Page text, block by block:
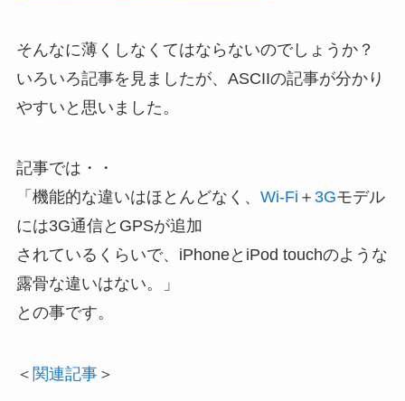
そんなに薄くしなくてはならないのでしょうか？
いろいろ記事を見ましたが、ASCIIの記事が分かり
やすいと思いました。
記事では・・
「機能的な違いはほとんどなく、 Wi-Fi ＋ 3Gモデル
には3G通信とGPSが追加
されているくらいで、iPhoneとiPod touchのような
露骨な違いはない。」
との事です。
＜ 関連記事＞